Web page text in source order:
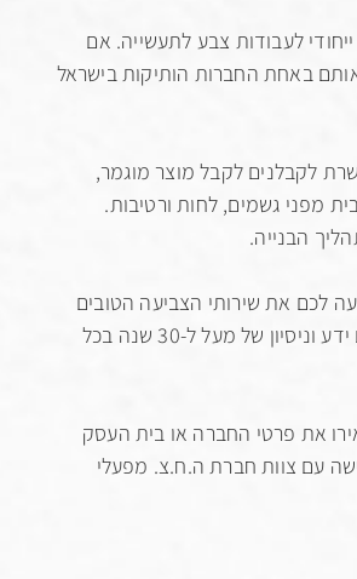
לעבודות צבע לתעשייה. אם
באחת החברות הותיקות בישראל
לקבלנים לקבל מוצר מוגמר,
מפני גשמים, לחות ורטיבות.
הבנייה.
לכם את שירותי הצביעה הטובים
ביותר עם ציוד מתקדם לצביעת מתכות, פלסטיק, עץ וברזל. חברת ה.ח.צ. מפעלי צביעה מביאה לכם ידע וניסיון של מעל ל-30 שנה בכל
את פרטי החברה או בית העסק
עם צוות חברת ה.ח.צ. מפעלי